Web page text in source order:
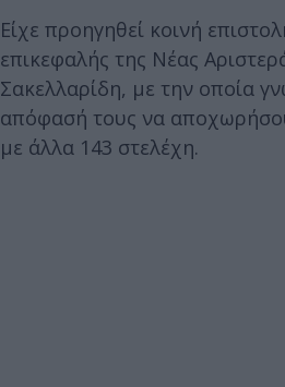
Είχε προηγηθεί κοινή
επικεφαλής της Νέας
Σακελλαρίδη, με την οποία
απόφασή τους να
με άλλα 143 στελέχη.